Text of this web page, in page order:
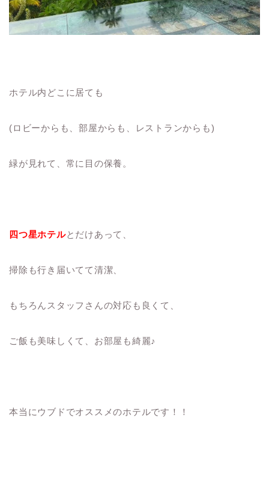
ホテル内どこに居ても
(ロビーからも、部屋からも、レストランからも)
緑が見れて、常に目の保養。
四つ星ホテルとだけあって、
掃除も行き届いてて清潔、
もちろんスタッフさんの対応も良くて、
ご飯も美味しくて、お部屋も綺麗♪
本当にウブドでオススメのホテルです！！